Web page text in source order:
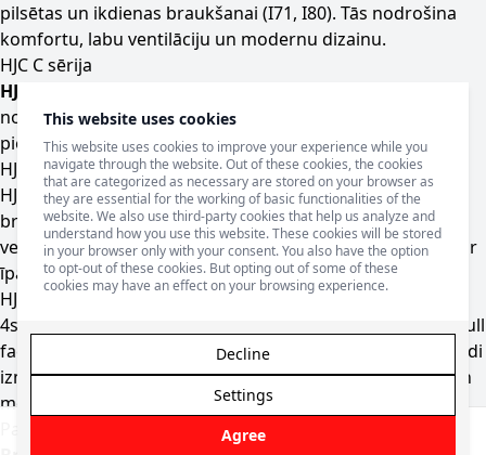
This website uses cookies
This website uses cookies to improve your experience while you
navigate through the website. Out of these cookies, the cookies
that are categorized as necessary are stored on your browser as
they are essential for the working of basic functionalities of the
website. We also use third-party cookies that help us analyze and
understand how you use this website. These cookies will be stored
in your browser only with your consent. You also have the option
to opt-out of these cookies. But opting out of some of these
cookies may have an effect on your browsing experience.
Agree
Settings
Decline
pilsētas un ikdienas braukšanai (I71, I80). Tās nodrošina
komfortu, labu ventilāciju un modernu dizainu.
HJC C sērija
HJC C-Series
nodrošina augstu drošības līmeni un komfortu par
pieejamāku cenu.
HJC motokrosa ķiveres
HJC piedāvā arī motokrosa ķiveres, kas paredzētas
braukšanai bezceļa apstākļos. Šīm ķiverēm ir efektīva
ventilācija, viegla konstrukcija un plašs redzes lauks, kas ir
īpaši svarīgi MX un enduro braukšanā.
HJC ķiveres 4speed veikalā
4speed veikalā pieejams plašs
klāsts – full
face, modulārās, jet un motokrosa ķiveres. Pieejami dažādi
izmēri, krāsas un dizaini gan ikdienas motociklistiem, gan
motosporta entuziastiem.
Pasūti HJC ķiveri internetā vai apmeklē